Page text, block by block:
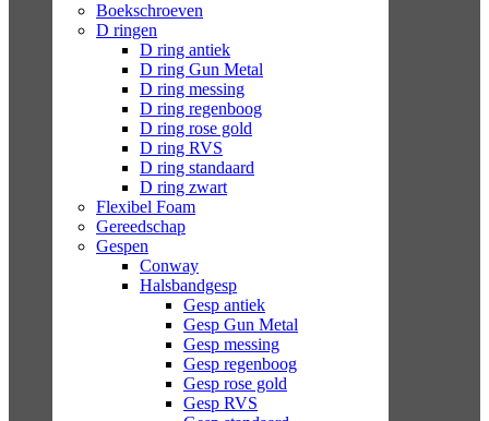
Boekschroeven
D ringen
D ring antiek
D ring Gun Metal
D ring messing
D ring regenboog
D ring rose gold
D ring RVS
D ring standaard
D ring zwart
Flexibel Foam
Gereedschap
Gespen
Conway
Halsbandgesp
Gesp antiek
Gesp Gun Metal
Gesp messing
Gesp regenboog
Gesp rose gold
Gesp RVS